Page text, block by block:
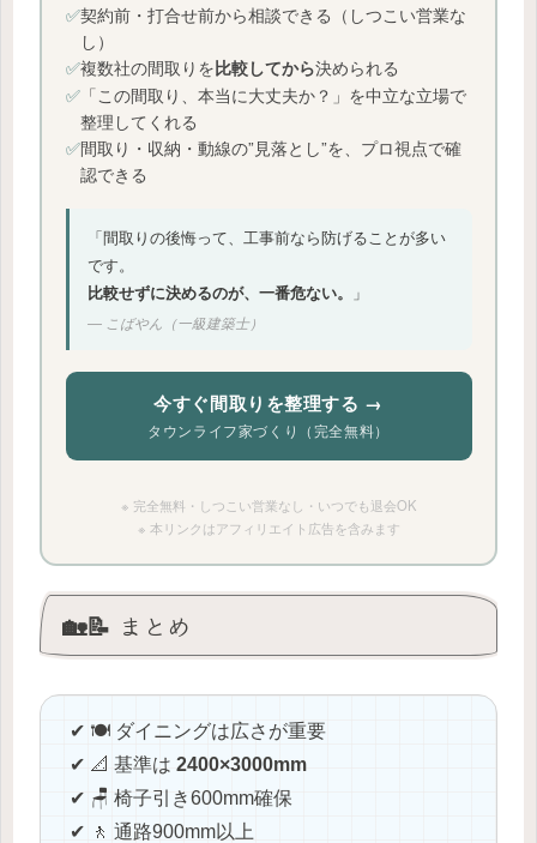
✅契約前・打合せ前から相談できる（しつこい営業な
し）
✅複数社の間取りを比較してから決められる
✅「この間取り、本当に大丈夫か？」を中立な立場で
整理してくれる
✅間取り・収納・動線の”見落とし”を、プロ視点で確
認できる
「間取りの後悔って、工事前なら防げることが多い
です。
比較せずに決めるのが、一番危ない。
」
― こばやん（一級建築士）
今すぐ間取りを整理する →
タウンライフ家づくり（完全無料）
※ 完全無料・しつこい営業なし・いつでも退会OK
※ 本リンクはアフィリエイト広告を含みます
🏡📝 まとめ
✔ 🍽️ ダイニングは広さが重要
✔ 📐 基準は 2400×3000mm
✔ 🪑 椅子引き600mm確保
✔ 🚶 通路900mm以上